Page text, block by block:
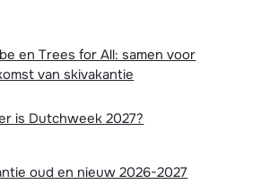
helaas
opties
in
bericht
zoekopdrachten
en Trees for All: samen voor
van skivakantie
is Dutchweek 2027?
oud en nieuw 2026-2027